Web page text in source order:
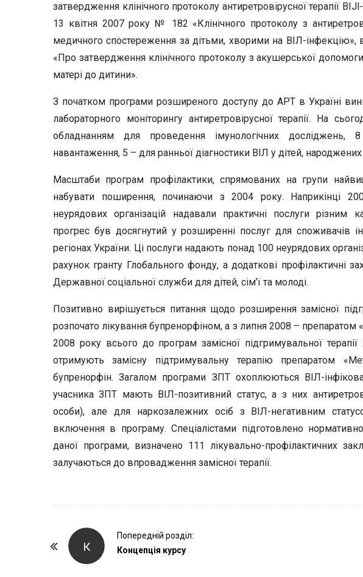
затвердження клінічного протоколу антиретровірусної терапії
13 квітня 2007 року № 182 «Клінічного протоколу з
медичного спостереження за дітьми, хворими на ВІЛ-
«Про затвердження клінічного протоколу з акушерської
матері до дитини».
З початком програми розширеного доступу до APT в Україні
лабораторного моніторингу антиретровірусної терапії. На
обладнанням для проведення імунологічних
навантаження, 5 – для ранньої діагностики ВІЛ у дітей,
Масштаби програм профілактики, спрямованих на групи
набувати поширення, починаючи з 2004 року. Наприкінці
неурядових організацій надавали практичні послуги різним
прогрес був досягнутий у розширенні послуг для споживачів
регіонах України. Ці послуги надають понад 100 неурядових
рахунок гранту Глобального фонду, а додаткові профілактичні
Державної соціальної служби для дітей, сім’ї та молоді.
Позитивно вирішується питання щодо розширення замісної
розпочато лікування бупренорфіном, а з липня 2008 –
2008 року всього до програм замісної підгримувальної
отримують замісну підтримувальну терапію препаратом
бупренорфін. Загалом програми ЗПТ охоплюються ВІЛ-
учасника ЗПТ мають ВІЛ-позитивний статус, а з них
особи), але для наркозалежних осіб з ВІЛ-негативним
включення в програму. Спеціалістами підготовлено
даної програми, визначено 111 лікувально-профілактичних
залучаються до впровадження замісної терапії.
К
Попередній розділ:
Концепція курсу